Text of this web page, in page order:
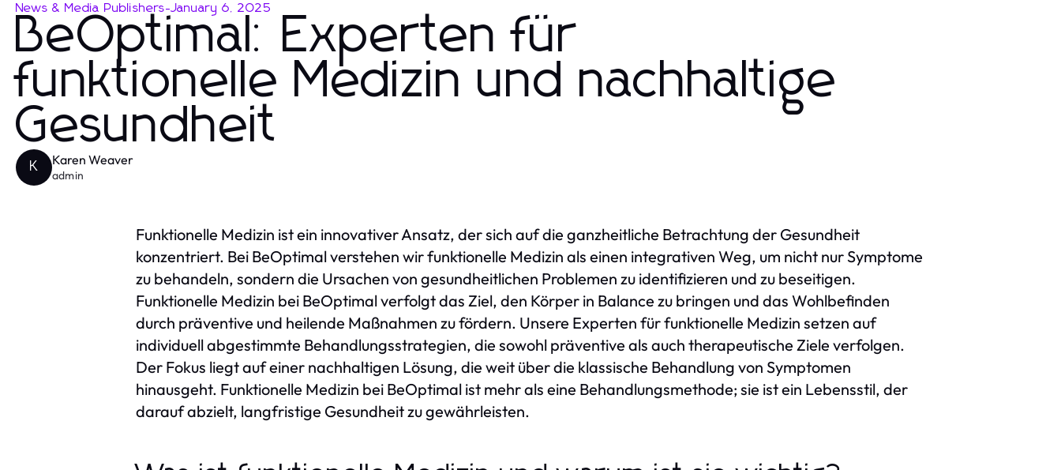
News & Media Publishers-January 6, 2025
BeOptimal: Experten für
funktionelle Medizin und nachhaltige
Gesundheit
K Karen Weaver
admin
Funktionelle Medizin ist ein innovativer Ansatz, der sich auf die ganzheitliche Betrachtung der Gesundheit
konzentriert. Bei BeOptimal verstehen wir funktionelle Medizin als einen integrativen Weg, um nicht nur Symptome
zu behandeln, sondern die Ursachen von gesundheitlichen Problemen zu identifizieren und zu beseitigen.
Funktionelle Medizin bei BeOptimal verfolgt das Ziel, den Körper in Balance zu bringen und das Wohlbefinden
durch präventive und heilende Maßnahmen zu fördern. Unsere Experten für funktionelle Medizin setzen auf
individuell abgestimmte Behandlungsstrategien, die sowohl präventive als auch therapeutische Ziele verfolgen.
Der Fokus liegt auf einer nachhaltigen Lösung, die weit über die klassische Behandlung von Symptomen
hinausgeht. Funktionelle Medizin bei BeOptimal ist mehr als eine Behandlungsmethode; sie ist ein Lebensstil, der
darauf abzielt, langfristige Gesundheit zu gewährleisten.